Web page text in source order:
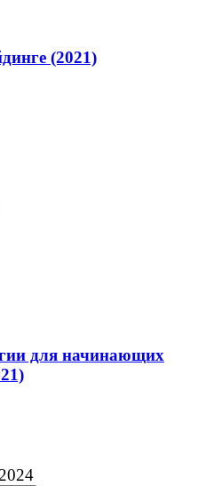
(2021)
для начинающих
2024